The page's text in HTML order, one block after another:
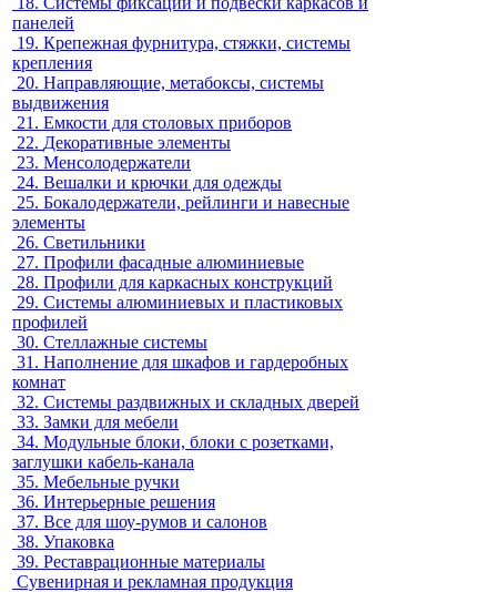
панелей
19. Крепежная фурнитура, стяжки, системы
крепления
20. Направляющие, метабоксы, системы
выдвижения
21. Емкости для столовых приборов
22. Декоративные элементы
23. Менсолодержатели
24. Вешалки и крючки для одежды
25. Бокалодержатели, рейлинги и навесные
элементы
26. Светильники
27. Профили фасадные алюминиевые
28. Профили для каркасных конструкций
29. Системы алюминиевых и пластиковых
профилей
30. Стеллажные системы
31. Наполнение для шкафов и гардеробных
комнат
32. Системы раздвижных и складных дверей
33. Замки для мебели
34. Модульные блоки, блоки с розетками,
заглушки кабель-канала
35. Мебельные ручки
36. Интерьерные решения
37. Все для шоу-румов и салонов
38. Упаковка
39. Реставрационные материалы
Сувенирная и рекламная продукция